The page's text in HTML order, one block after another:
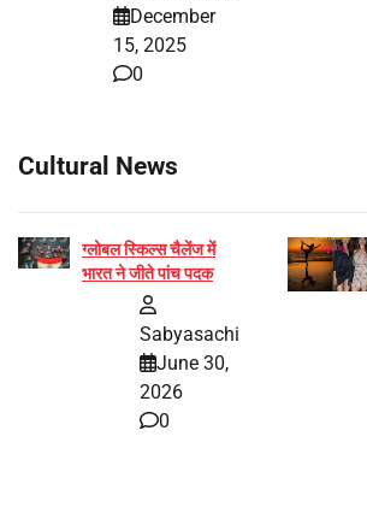
December
15, 2025
0
Cultural News
ग्लोबल स्किल्स चैलेंज में
भारत ने जीते पांच पदक
Sabyasachi
June 30,
2026
0